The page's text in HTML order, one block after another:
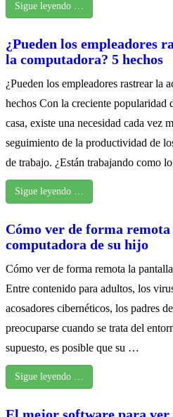
Sigue leyendo …
¿Pueden los empleadores
la computadora? 5 hechos
¿Pueden los empleadores rastrear la
hechos Con la creciente popularidad
casa, existe una necesidad cada vez
seguimiento de la productividad de
de trabajo. ¿Están trabajando como
Sigue leyendo …
Cómo ver de forma
computadora de su hijo
Cómo ver de forma remota la
Entre contenido para adultos, los
acosadores cibernéticos, los padres
preocuparse cuando se trata del
supuesto, es posible que su …
Sigue leyendo …